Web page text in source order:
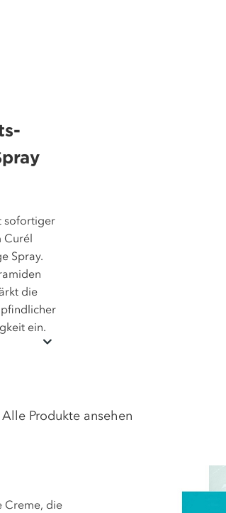
sofortiger
Curél
Spray.
die
ein.
Alle Produkte ansehen
Creme, die